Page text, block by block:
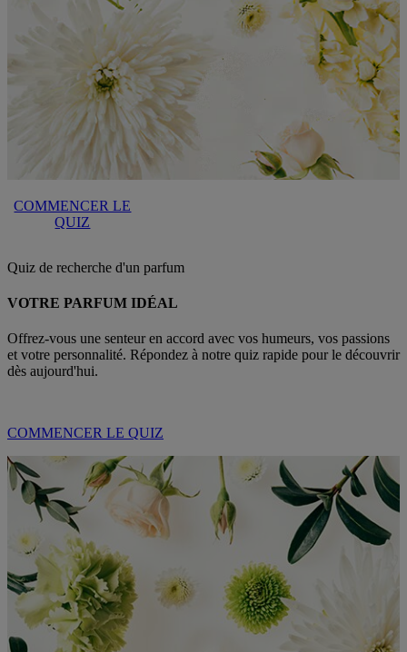
COMMENCER LE
QUIZ
Quiz de recherche d'un parfum
VOTRE PARFUM IDÉAL
Offrez-vous une senteur en accord avec vos humeurs, vos passions
et votre personnalité. Répondez à notre quiz rapide pour le découvrir
dès aujourd'hui.
COMMENCER LE QUIZ